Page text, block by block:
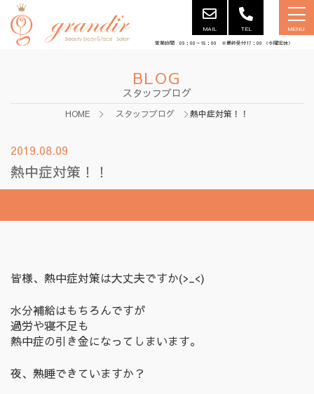
MAIL TEL MENU
営業時間 09：00～18：00 ※最終受付17：00 （水曜定休）
BLOG
スタッフブログ
HOME スタッフブログ 熱中症対策！！
2019.08.09
熱中症対策！！
皆様、熱中症対策は大丈夫ですか(>_<)
水分補給はもちろんですが
過労や寝不足も
熱中症の引き金になってしまいます。
夜、熟睡できていますか？